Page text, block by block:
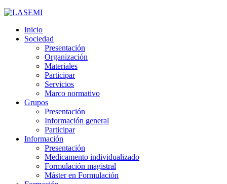
Inicio
Sociedad
Presentación
Organización
Materiales
Participar
Servicios
Marco normativo
Grupos
Presentación
Información general
Participar
Información
Presentación
Medicamento individualizado
Formulación magistral
Máster en Formulación